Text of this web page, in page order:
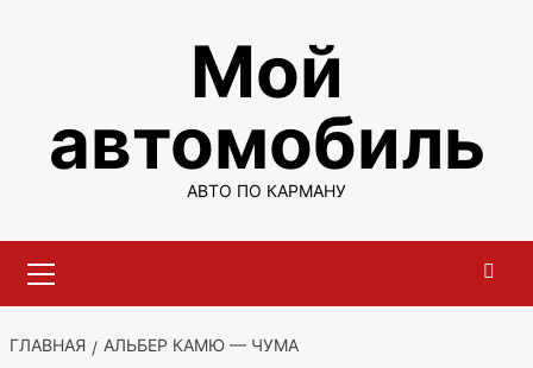
Мой
автомобиль
АВТО ПО КАРМАНУ
меню
ГЛАВНАЯ АЛЬБЕР КАМЮ — ЧУМА